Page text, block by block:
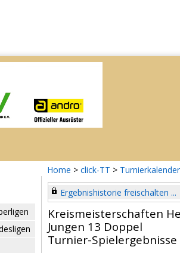
Home > click-TT > Turnierkalender
Ergebnishistorie freischalten ...
Kreismeisterschaften
Jungen 13 Doppel
Turnier-Spielergebnisse